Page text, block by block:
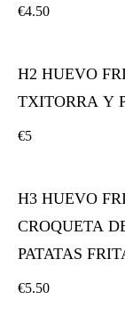
€4.50
H2 HUEVO
TXITORRA Y
€5
H3 HUEVO
CROQUETA
PATATAS
€5.50